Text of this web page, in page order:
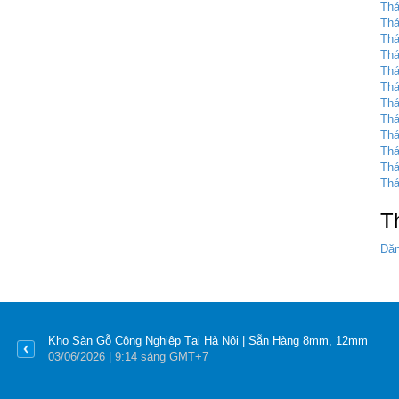
Kho Sàn Gỗ Công Nghiệp Tại Hà Nội | Sẵn Hàng 8mm, 12mm
03/06/2026 | 9:14 sáng GMT+7